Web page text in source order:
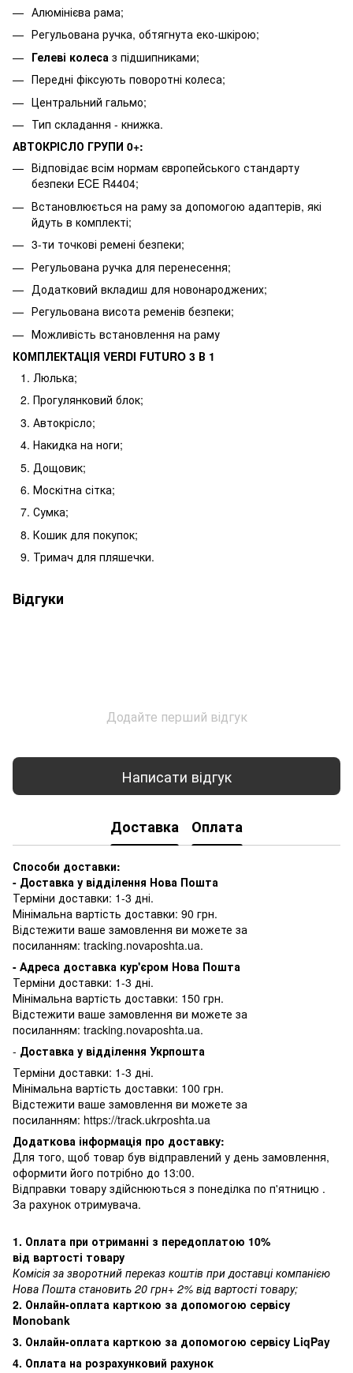
Алюмінієва рама;
Регульована ручка, обтягнута еко-шкірою;
Гелеві колеса з підшипниками;
Передні фіксують поворотні колеса;
Центральний гальмо;
Тип складання - книжка.
АВТОКРІСЛО ГРУПИ 0+:
Відповідає всім нормам європейського стандарту
безпеки ECE R4404;
Встановлюється на раму за допомогою адаптерів, які
йдуть в комплекті;
3-ти точкові ремені безпеки;
Регульована ручка для перенесення;
Додатковий вкладиш для новонароджених;
Регульована висота ременів безпеки;
Можливість встановлення на раму
КОМПЛЕКТАЦІЯ VERDI FUTURO 3 В 1
Люлька;
Прогулянковий блок;
Автокрісло;
Накидка на ноги;
Дощовик;
Москітна сітка;
Сумка;
Кошик для покупок;
Тримач для пляшечки.
Відгуки
Додайте перший відгук
Написати відгук
Доставка Оплата
Способи доставки:
- Доставка у відділення Нова Пошта
Терміни доставки: 1-3 дні.
Мінімальна вартість доставки: 90 грн.
Відстежити ваше замовлення ви можете за
посиланням: tracking.novaposhta.ua.
- Адреса доставка кур'єром Нова Пошта
Терміни доставки: 1-3 дні.
Мінімальна вартість доставки: 150 грн.
Відстежити ваше замовлення ви можете за
посиланням: tracking.novaposhta.ua.
- Доставка у відділення Укрпошта
Терміни доставки: 1-3 дні.
Мінімальна вартість доставки: 100 грн.
Відстежити ваше замовлення ви можете за
посиланням: https://track.ukrposhta.ua
Додаткова інформація про доставку:
Для того, щоб товар був відправлений у день замовлення,
оформити його потрібно до 13:00.
Відправки товару здійснюються з понеділка по п'ятницю .
За рахунок отримувача.
1. Оплата при отриманні з передоплатою 10%
від вартості товару
Комісія за зворотний переказ коштів при доставці компанією
Нова Пошта становить 20 грн+ 2% від вартості товару;
2. Онлайн-оплата карткою за допомогою сервісу
Monobank
3. Онлайн-оплата карткою за допомогою сервісу LiqPay
4. Оплата на розрахунковий рахунок